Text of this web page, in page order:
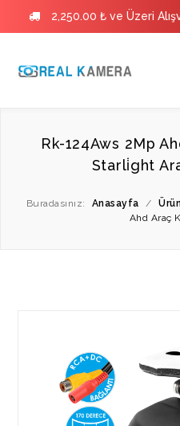
2,250.00 ₺ ve Üzeri
Rk-124Aws 2Mp
Starli̇ght
Buradasınız: Anasayfa /
Ahd Araç